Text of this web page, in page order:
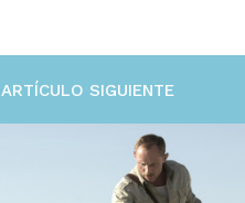
ARTÍCULO SIGUIENTE